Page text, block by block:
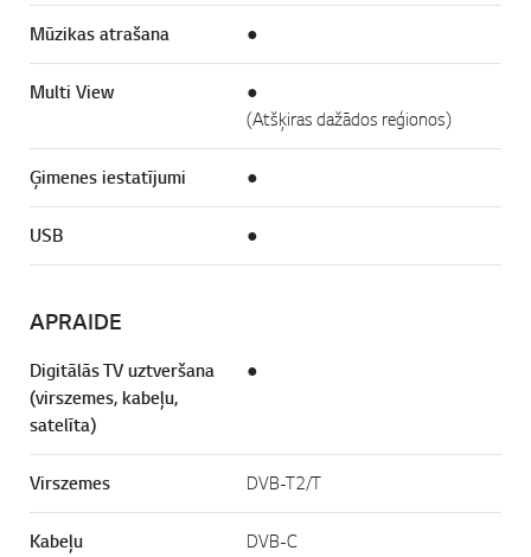
Mūzikas atrašana ●
Multi View
●
(Atšķiras dažādos reģionos)
Ģimenes iestatījumi ●
USB ●
APRAIDE
Digitālās TV uztveršana
(virszemes, kabeļu,
satelīta)
●
Virszemes DVB-T2/T
Kabeļu DVB-C